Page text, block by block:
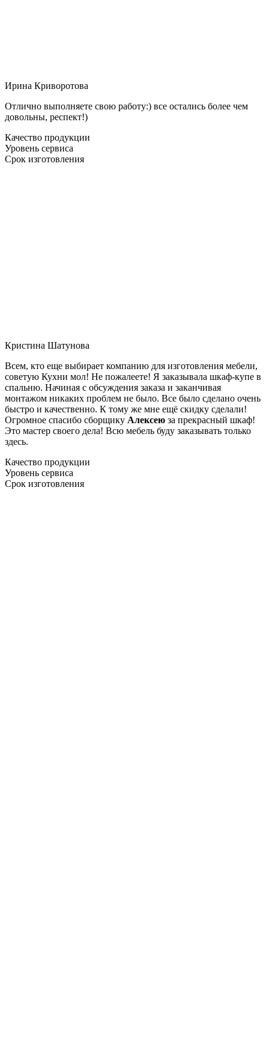
Ирина Криворотова
Отлично выполняете свою работу:) все остались более чем
довольны, респект!)
Качество продукции
Уровень сервиса
Срок изготовления
Кристина Шатунова
Всем, кто еще выбирает компанию для изготовления мебели,
советую Кухни мол! Не пожалеете! Я заказывала шкаф-купе в
спальню. Начиная с обсуждения заказа и заканчивая
монтажом никаких проблем не было. Все было сделано очень
быстро и качественно. К тому же мне ещё скидку сделали!
Огромное спасибо сборщику Алексею за прекрасный шкаф!
Это мастер своего дела! Всю мебель буду заказывать только
здесь.
Качество продукции
Уровень сервиса
Срок изготовления